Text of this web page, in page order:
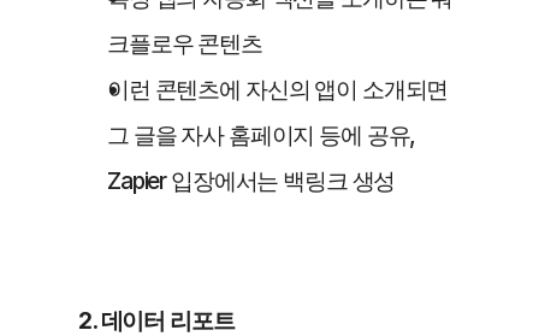
크플로우 콘텐츠
이런 콘텐츠에 자신의 앱이 소개되면
그 글을 자사 홈페이지 등에 공유,
Zapier 입장에서는 백링크 생성
2. 데이터 리포트